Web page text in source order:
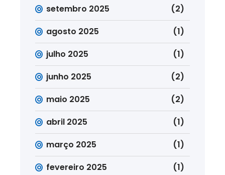
setembro 2025
(2)
agosto 2025
(1)
julho 2025
(1)
junho 2025
(2)
maio 2025
(2)
abril 2025
(1)
março 2025
(1)
fevereiro 2025
(1)